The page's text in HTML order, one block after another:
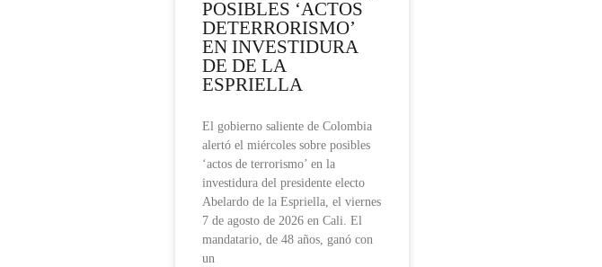
POSIBLES ‘ACTOS
DETERRORISMO’
EN INVESTIDURA
DE DE LA
ESPRIELLA
El gobierno saliente de Colombia
alertó el miércoles sobre posibles
‘actos de terrorismo’ en la
investidura del presidente electo
Abelardo de la Espriella, el viernes
7 de agosto de 2026 en Cali. El
mandatario, de 48 años, ganó con
un